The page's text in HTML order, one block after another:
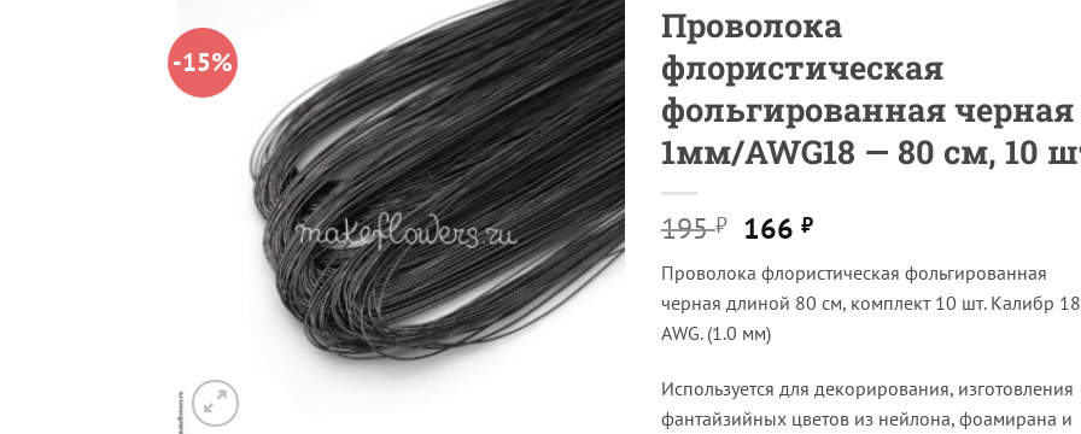
-15%
Проволока
флористическая
фольгированная черная
1мм/AWG18 — 80 см, 10
195₽ Первоначальная
составляла
195 ₽.
166 ₽Текущая
166 ₽.
Проволока флористическая фольгированная
черная длиной 80 см, комплект 10 шт. Калибр 18
AWG. (1.0 мм)
Используется для декорирования, изготовления
фантайзийных цветов из нейлона, фоамирана и